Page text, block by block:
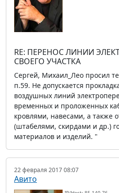
RE: ПЕРЕНОС ЛИНИИ
СВОЕГО УЧАСТКА
Сергей, Михаил_Лео просил
п.59. Не допускается
воздушных линий
временных и проложенных
кровлями, навесами, а также
(штабелями, скирдами и др.)
материалов и изделий. "
22 февраля 2017 08:07
Авито